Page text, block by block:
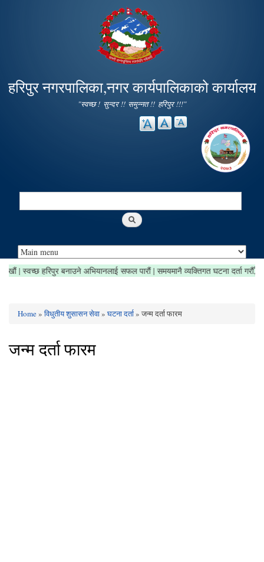
main
content
हरिपुर नगरपालिका,नगर कार्यपालिकाको कार्यालय
"स्वच्छ ! सुन्दर !! समुन्नत !! हरिपुर !!!"
Search
सफा राखौं | स्वच्छ हरिपुर बनाउने अभियानलाई सफल पारौं | समयमानै व्यक्तिगत घटना दर्ता
You are here
Home»विधुतीय शुसासन सेवा»घटना दर्ता» जन्म दर्ता फारम
जन्म दर्ता फारम